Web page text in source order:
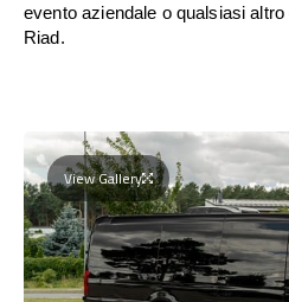
evento aziendale o qualsiasi
Riad.
View Gallery